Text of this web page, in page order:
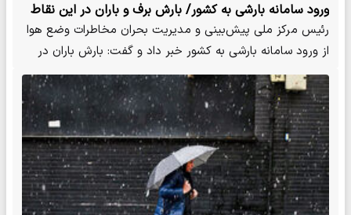
ورود سامانه بارشی به کشور/ بارش برف و باران در این نقاط
​رئیس مرکز ملی پیش‌بینی و مدیریت بحران مخاطرات وضع هوا
از ورود سامانه بارشی به کشور خبر داد و گفت: بارش باران در
نقاط…